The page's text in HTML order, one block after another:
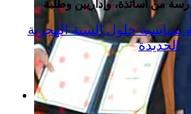
من أساتذة، وإداريين وطلبة
بمناسبة حلول السنة الهجرية
الجديدة